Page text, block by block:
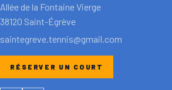
Allée de la Fontaine Vierge
38120 Saint-Égrève
saintegreve.tennis@gmail.com
RÉSERVER UN COURT